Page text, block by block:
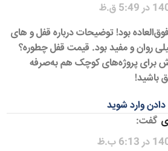
بود! توضیحات درباره قفل و های
روان و مفید بود. قیمت قفل چطوره؟
برای پروژه‌های کوچک هم به‌صرفه
باشید!
وارد شوید
گفت: